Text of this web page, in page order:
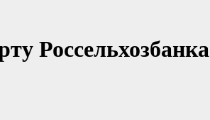
Россельхозбанка